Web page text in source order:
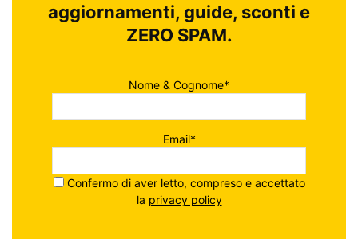
aggiornamenti, guide, sconti e
ZERO SPAM.
Nome & Cognome*
Email*
Confermo di aver letto, compreso e accettato
la privacy policy